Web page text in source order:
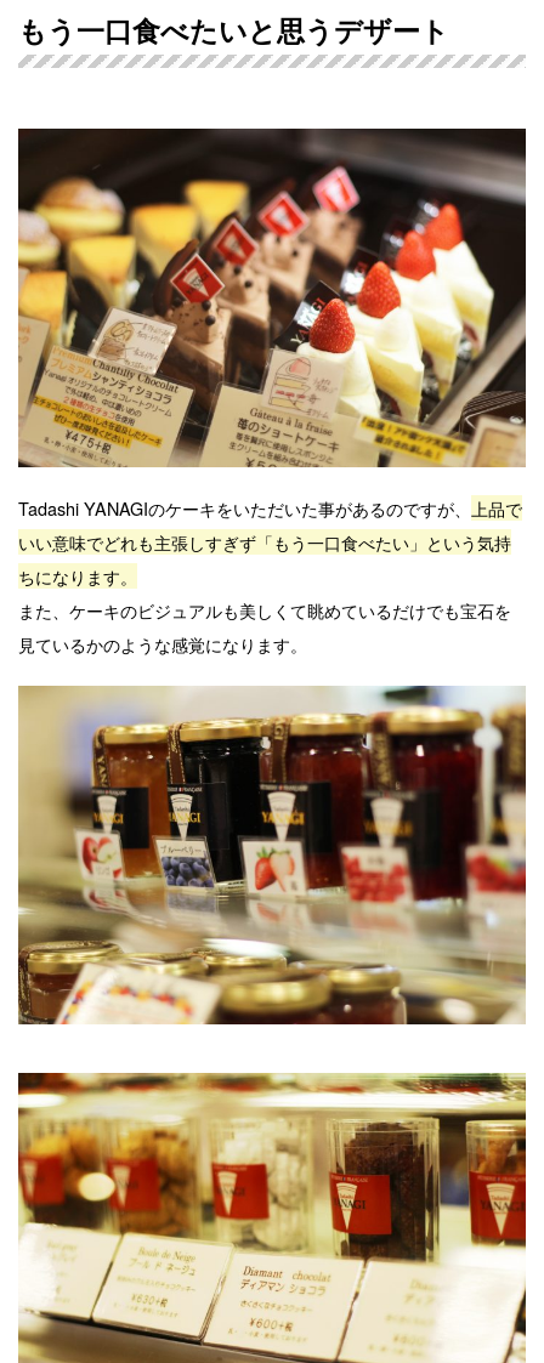
もう一口食べたいと思うデザート
Tadashi YANAGIのケーキをいただいた事があるのですが、
上品で
いい意味でどれも主張しすぎず「もう一口食べたい」という気持
ちになります。
また、ケーキのビジュアルも美しくて眺めているだけでも宝石を
見ているかのような感覚になります。